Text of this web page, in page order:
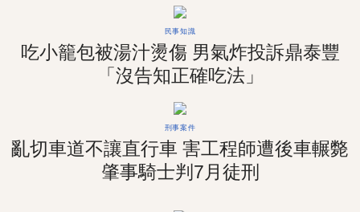
民事知識
吃小籠包被湯汁燙傷 男氣炸投訴鼎泰豐
「沒告知正確吃法」
刑事案件
亂切車道不讓直行車 害工程師遭後車輾斃
肇事騎士判7月徒刑